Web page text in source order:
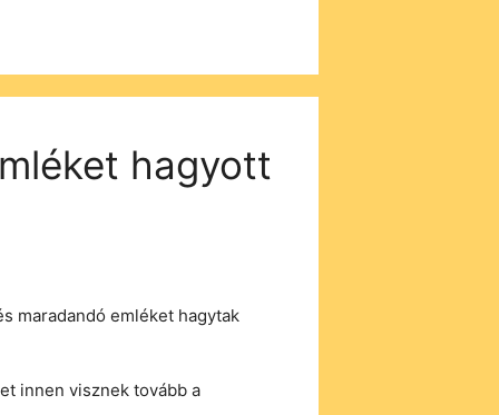
hagyott
maradandó emléket hagytak
innen visznek tovább a